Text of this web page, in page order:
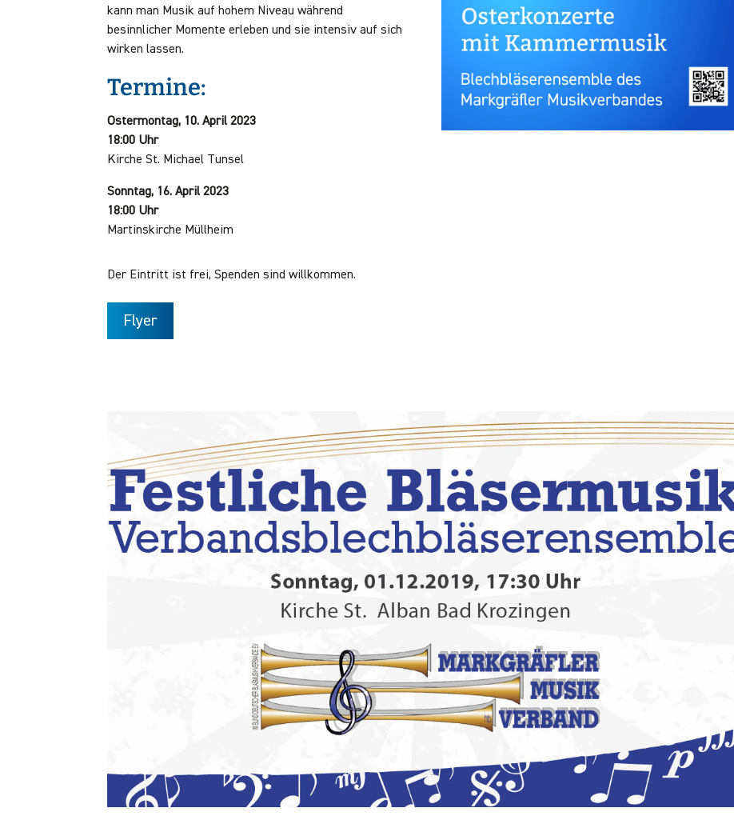
kann man Musik auf hohem Niveau während
besinnlicher Momente erleben und sie intensiv auf sich
wirken lassen.
Termine:
Ostermontag, 10. April 2023
18:00 Uhr
Kirche St. Michael Tunsel
Sonntag, 16. April 2023
18:00 Uhr
Martinskirche Müllheim
Der Eintritt ist frei, Spenden sind willkommen.
Flyer